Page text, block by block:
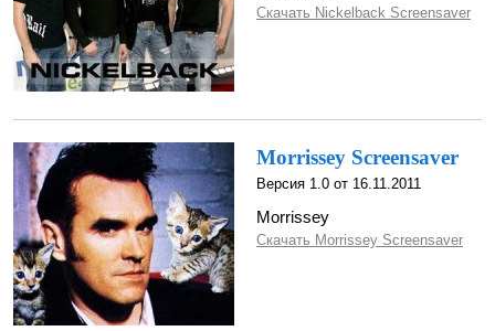
Скачать Nickelback Screensaver
Morrissey Screensaver
Версия 1.0 от 16.11.2011
Morrissey
Скачать Morrissey Screensaver